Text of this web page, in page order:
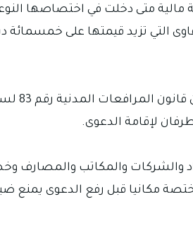
بنظر الدعاوى التي تزيد قيمتها على
لإقامة الدعوى.
والشركات والمكاتب والمصارف
مكانيا قبل رفع الدعوى